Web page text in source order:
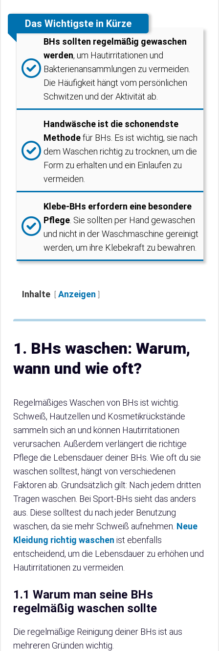
Das Wichtigste in Kürze
BHs sollten regelmäßig gewaschen
werden, um Hautirritationen und
Bakterienansammlungen zu vermeiden.
Die Häufigkeit hängt vom persönlichen
Schwitzen und der Aktivität ab.
Handwäsche ist die schonendste
Methodefür BHs. Es ist wichtig, sie nach
dem Waschen richtig zu trocknen, um die
Form zu erhalten und ein Einlaufen zu
vermeiden.
Klebe-BHs erfordern eine besondere
Pflege . Sie sollten per Hand gewaschen
und nicht in der Waschmaschine gereinigt
werden, um ihre Klebekraft zu bewahren.
Inhalte Anzeigen
1. BHs waschen: Warum,
wann und wie oft?
Regelmäßiges Waschen von BHs ist wichtig.
Schweiß, Hautzellen und Kosmetikrückstände
sammeln sich an und können Hautirritationen
verursachen. Außerdem verlängert die richtige
Pflege die Lebensdauer deiner BHs. Wie oft du sie
waschen solltest, hängt von verschiedenen
Faktoren ab. Grundsätzlich gilt: Nach jedem dritten
Tragen waschen. Bei Sport-BHs sieht das anders
aus. Diese solltest du nach jeder Benutzung
waschen, da sie mehr Schweiß aufnehmen. Neue
Kleidung richtig waschen ist ebenfalls
entscheidend, um die Lebensdauer zu erhöhen und
Hautirritationen zu vermeiden.
1.1 Warum man seine BHs
regelmäßig waschen sollte
Die regelmäßige Reinigung deiner BHs ist aus
mehreren Gründen wichtig.